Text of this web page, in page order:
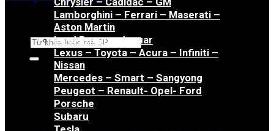
Tìm
Hotline đặt hàng
Lamborghini – Ferrari – Maserati –
Aston Martin
Land Rover – Jaguar
Lexus – Toyota – Acura – Infiniti –
Nissan
Mercedes – Smart – Sangyong
Peugeot – Renault- Opel- Ford
Porsche
Subaru